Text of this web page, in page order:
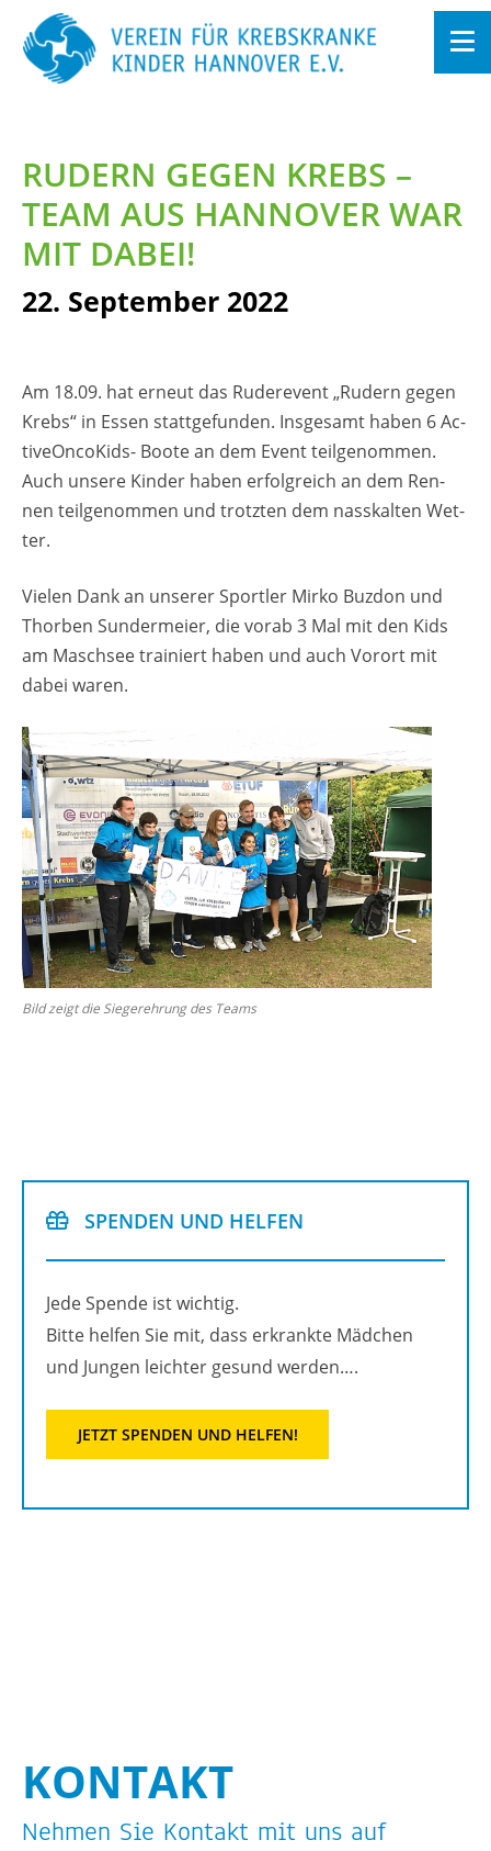
sprin­
gen
RU­DERN GEGEN KREBS –
TEAM AUS HAN­NO­VER WAR
MIT DABEI!
22. Sep­tem­ber 2022
Am 18.09. hat er­neut das Ru­de­re­vent „Ru­dern gegen
Krebs“ in Essen statt­ge­fun­den. Ins­ge­samt haben 6 Ac­
ti­veOn­co­Kids- Boote an dem Event teil­ge­nom­men.
Auch un­se­re Kin­der haben er­folg­reich an dem Ren­
nen teil­ge­nom­men und trotz­ten dem nass­kal­ten Wet­
ter.
Vie­len Dank an un­se­rer Sport­ler Mirko Buz­don und
Thor­ben Sun­dermei­er, die vorab 3 Mal mit den Kids
am Masch­see trai­niert haben und auch Vor­ort mit
dabei waren.
Bild zeigt die Sie­ger­eh­rung des Teams
SPEN­DEN UND HEL­FEN
Jede Spen­de ist wich­tig.
Bitte hel­fen Sie mit, dass er­krank­te Mäd­chen
und Jun­gen leich­ter ge­sund wer­den….
JETZT SPEN­DEN UND HEL­FEN!
KON­TAKT
Neh­men Sie Kon­takt mit uns auf